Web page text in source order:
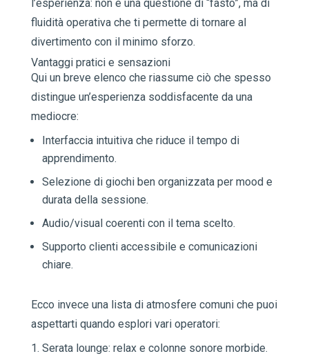
l’esperienza: non è una questione di “fasto”, ma di
fluidità operativa che ti permette di tornare al
divertimento con il minimo sforzo.
Vantaggi pratici e sensazioni
Qui un breve elenco che riassume ciò che spesso
distingue un’esperienza soddisfacente da una
mediocre:
Interfaccia intuitiva che riduce il tempo di
apprendimento.
Selezione di giochi ben organizzata per mood e
durata della sessione.
Audio/visual coerenti con il tema scelto.
Supporto clienti accessibile e comunicazioni
chiare.
Ecco invece una lista di atmosfere comuni che puoi
aspettarti quando esplori vari operatori:
Serata lounge: relax e colonne sonore morbide.